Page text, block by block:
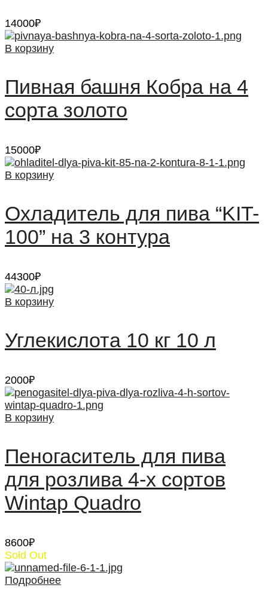
14000₽
В корзину
Пивная башня Кобра на 4
сорта золото
15000₽
В корзину
Охладитель для пива “KIT-
100” на 3 контура
44300₽
В корзину
Углекислота 10 кг 10 л
2000₽
В корзину
Пеногаситель для пива
для розлива 4-х сортов
Wintap Quadro
8600₽
Sold Out
Подробнее